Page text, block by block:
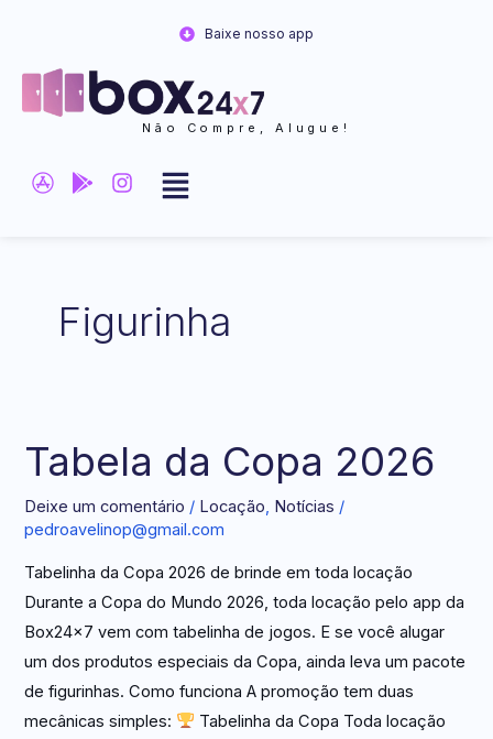
conteúdo
Não Compre, Alugue!
Baixe nosso app
Figurinha
Tabela da Copa 2026
Deixe um comentário / Locação, Notícias /
pedroavelinop@gmail.com
Tabelinha da Copa 2026 de brinde em toda locação
Durante a Copa do Mundo 2026, toda locação pelo app da
Box24x7 vem com tabelinha de jogos. E se você alugar
um dos produtos especiais da Copa, ainda leva um pacote
de figurinhas. Como funciona A promoção tem duas
mecânicas simples:
Tabelinha da Copa Toda locação
Tabela
da
Copa
2026